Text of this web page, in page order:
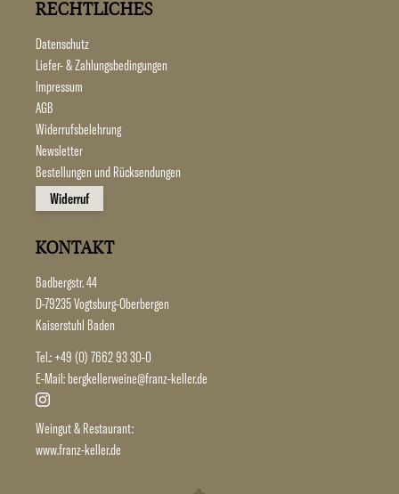
RECHTLICHES
Datenschutz
Liefer- & Zahlungsbedingungen
Impressum
AGB
Widerrufsbelehrung
Newsletter
Bestellungen und Rücksendungen
Widerruf
KONTAKT
Badbergstr. 44
D-79235 Vogtsburg-Oberbergen
Kaiserstuhl Baden
Tel.: +49 (0) 7662 93 30-0
E-Mail:bergkellerweine@franz-keller.de
Weingut & Restaurant:
www.franz-keller.de